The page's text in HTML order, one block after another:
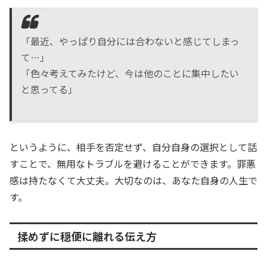
「最近、やっぱり自分には合わないと感じてしまっ
て…」
「色々考えてみたけど、今は他のことに集中したい
と思ってる」
というように、相手を否定せず、自分自身の選択として話
すことで、無用なトラブルを避けることができます。罪悪
感は持たなくて大丈夫。大切なのは、あなた自身の人生で
す。
揉めずに穏便に離れる伝え方